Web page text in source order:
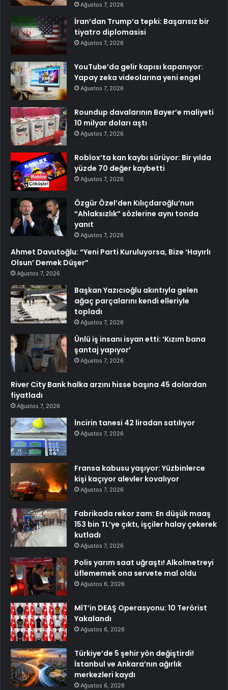
Ağustos 7, 2026
İran’dan Trump’a tepki: Başarısız bir
tiyatro diplomasisi
Ağustos 7, 2026
YouTube’da gelir kapısı kapanıyor:
Yapay zeka videolarına yeni engel
Ağustos 7, 2026
Roundup davalarının Bayer’e maliyeti
10 milyar doları aştı
Ağustos 7, 2026
Roblox’ta kan kaybı sürüyor: Bir yılda
yüzde 70 değer kaybetti
Ağustos 7, 2026
Özgür Özel’den Kılıçdaroğlu’nun
“Ahlaksızlık” sözlerine aynı tonda
yanıt
Ağustos 7, 2026
Ahmet Davutoğlu: “Yeni Parti Kuruluyorsa, Bize ‘Hayırlı
Olsun’ Demek Düşer”
Ağustos 7, 2026
Başkan Yazıcıoğlu akıntıyla gelen
ağaç parçalarını kendi elleriyle
topladı
Ağustos 7, 2026
Ünlü iş insanı isyan etti: ‘Kızım bana
şantaj yapıyor’
Ağustos 7, 2026
River City Bank halka arzını hisse başına 45 dolardan
fiyatladı
Ağustos 7, 2026
İncirin tanesi 42 liradan satılıyor
Ağustos 7, 2026
Fransa kabusu yaşıyor: Yüzbinlerce
kişi kaçıyor alevler kovalıyor
Ağustos 7, 2026
Fabrikada rekor zam: En düşük maaş
153 bin TL’ye çıktı, işçiler halay çekerek
kutladı
Ağustos 7, 2026
Polis yarım saat uğraştı! Alkolmetreyi
üflememek ona servete mal oldu
Ağustos 6, 2026
MİT’in DEAŞ Operasyonu: 10 Terörist
Yakalandı
Ağustos 6, 2026
Türkiye’de 5 şehir yön değiştirdi!
İstanbul ve Ankara’nın ağırlık
merkezleri kaydı
Ağustos 6, 2026